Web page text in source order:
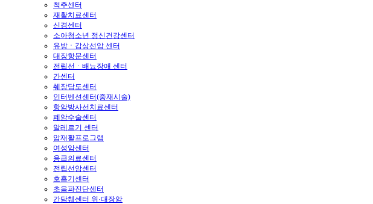
척추센터
재활치료센터
신경센터
소아청소년 정신건강센터
유방ㆍ갑상선암 센터
대장항문센터
전립선ㆍ배뇨장애 센터
간센터
췌장담도센터
인터벤션센터(중재시술)
항암방사선치료센터
폐암수술센터
알레르기 센터
암재활프로그램
여성암센터
응급의료센터
전립선암센터
호흡기센터
초음파진단센터
간담췌센터 위·대장암